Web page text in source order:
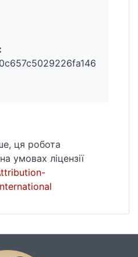
ця робота
умовах ліцензії